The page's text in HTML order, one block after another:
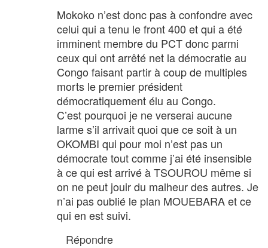
Mokoko n’est donc pas à confondre avec
celui qui a tenu le front 400 et qui a été
imminent membre du PCT donc parmi
ceux qui ont arrêté net la démocratie au
Congo faisant partir à coup de multiples
morts le premier président
démocratiquement élu au Congo.
C’est pourquoi je ne verserai aucune
larme s’il arrivait quoi que ce soit à un
OKOMBI qui pour moi n’est pas un
démocrate tout comme j’ai été insensible
à ce qui est arrivé à TSOUROU même si
on ne peut jouir du malheur des autres. Je
n’ai pas oublié le plan MOUEBARA et ce
qui en est suivi.
Répondre